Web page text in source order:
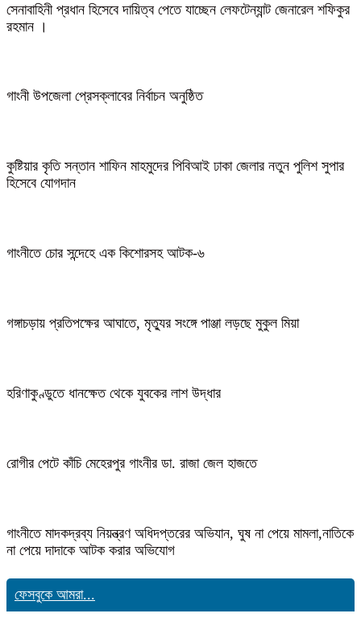
সেনাবাহিনী প্রধান হিসেবে দায়িত্ব পেতে যাচ্ছেন লেফটেন্যান্ট জেনারেল শফিকুর
রহমান ।
গাংনী উপজেলা প্রেসক্লাবের নির্বাচন অনুষ্ঠিত
কুষ্টিয়ার কৃতি সন্তান শাফিন মাহমুদের পিবিআই ঢাকা জেলার নতুন পুলিশ সুপার
হিসেবে যোগদান
গাংনীতে চোর সন্দেহে এক কিশোরসহ আটক-৬
গঙ্গাচড়ায় প্রতিপক্ষের আঘাতে, মৃত্যুর সংঙ্গে পাঞ্জা লড়ছে মুকুল মিয়া
হরিণাকুণ্ডুতে ধানক্ষেত থেকে যুবকের লাশ উদ্ধার
রোগীর পেটে কাঁচি মেহেরপুর গাংনীর ডা. রাজা জেল হাজতে
গাংনীতে মাদকদ্রব্য নিয়ন্ত্রণ অধিদপ্তরের অভিযান, ঘুষ না পেয়ে মামলা,নাতিকে
না পেয়ে দাদাকে আটক করার অভিযোগ
ফেসবুকে আমরা...